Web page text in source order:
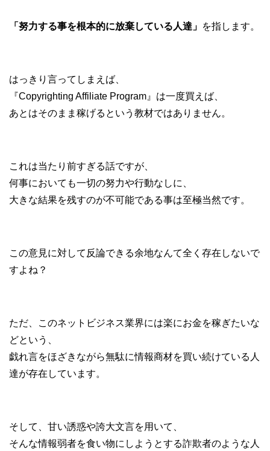
「努力する事を根本的に放棄している人達」 を指します。
はっきり言ってしまえば、
『Copyrighting Affiliate Program』は一度買えば、
あとはそのまま稼げるという教材ではありません。
これは当たり前すぎる話ですが、
何事においても一切の努力や行動なしに、
大きな結果を残すのが不可能である事は至極当然です。
この意見に対して反論できる余地なんて全く存在しないで
すよね？
ただ、このネットビジネス業界には楽にお金を稼ぎたいな
どという、
戯れ言をほざきながら無駄に情報商材を買い続けている人
達が存在しています。
そして、甘い誘惑や誇大文言を用いて、
そんな情報弱者を食い物にしようとする詐欺者のような人